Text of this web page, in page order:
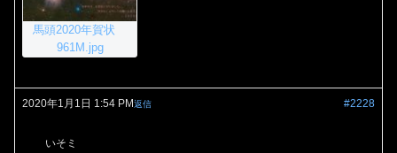
馬頭2020年賀状
961M.jpg
2020年1月1日 1:54 PM #2228
返信
いそミ